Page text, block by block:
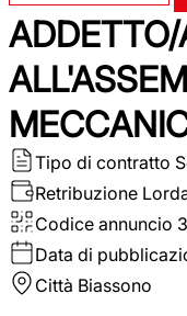
Tipo di contratto
Retribuzione
Codice annuncio
Data di
Città Biassono